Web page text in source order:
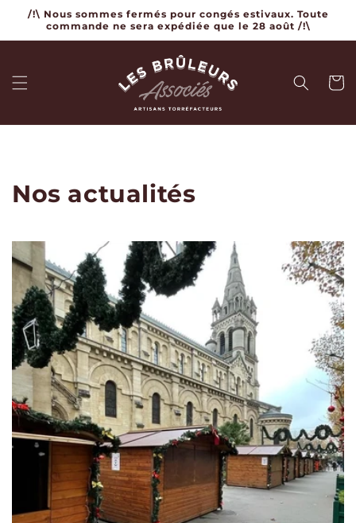
passer
/!\ Nous sommes fermés pour congés estivaux. Toute
commande ne sera expédiée que le 28 août /!\
Panier
Nos actualités